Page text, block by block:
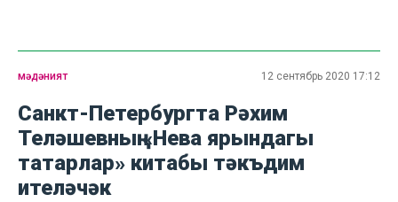
мәдәният 12 сентябрь 2020 17:12
Санкт-Петербургта Рәхим
Теләшевның «Нева ярындагы
татарлар» китабы тәкъдим
ителәчәк